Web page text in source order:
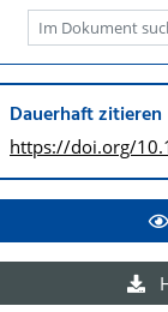
Dauerhaft zitieren
https://doi.org/